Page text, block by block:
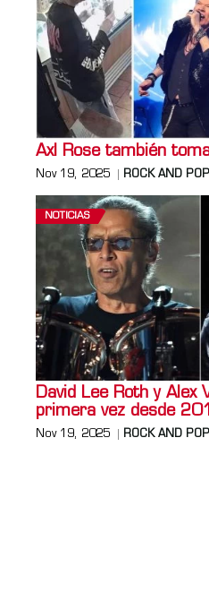
Axl Rose también
Nov 19, 2025 ROCK AND POP
NOTICIAS
David Lee Roth y Alex
primera vez desde
Nov 19, 2025 ROCK AND POP